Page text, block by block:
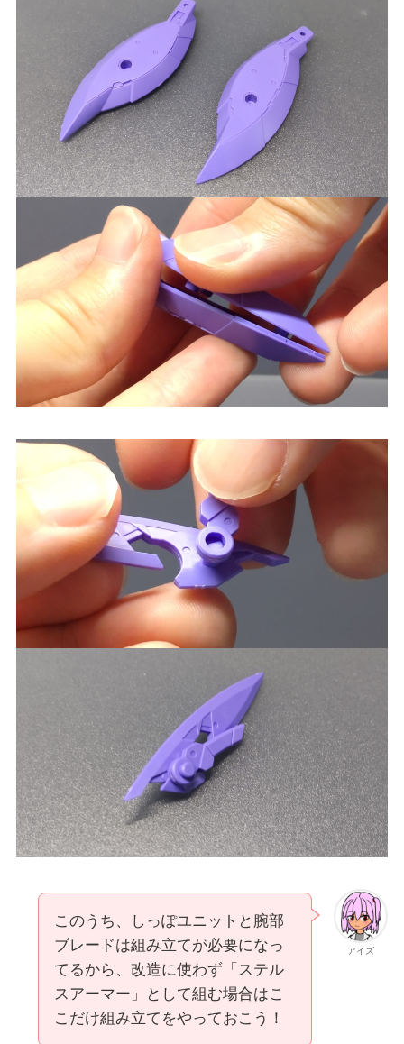
アイズ
このうち、しっぽユニットと腕部
ブレードは組み立てが必要になっ
てるから、改造に使わず「ステル
スアーマー」として組む場合はこ
こだけ組み立てをやっておこう！